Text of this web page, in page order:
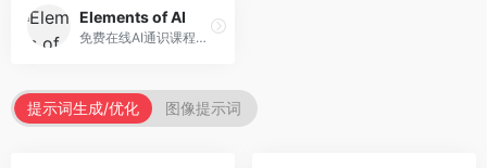
Elements of AI
免费在线AI通识课程，专注于AI基础知识普及。面向普通大众，提供AI概念、原理、应用等入门知识，语言通俗易懂。
提示词生成/优化 图像提示词